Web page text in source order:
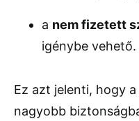
a nem fizetett
igénybe vehető.
Ez azt jelenti, hogy
nagyobb